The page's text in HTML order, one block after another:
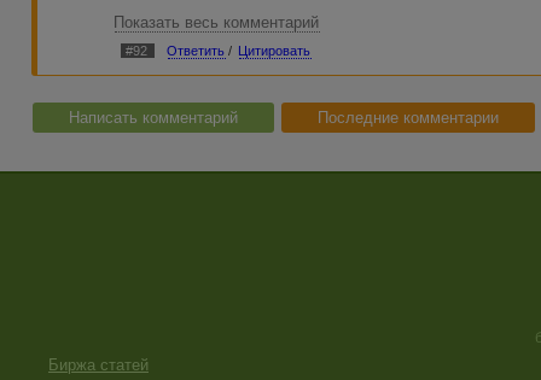
Показать весь комментарий
#92 Ответить / Цитировать
Написать комментарий Последние комментарии
Биржа статей